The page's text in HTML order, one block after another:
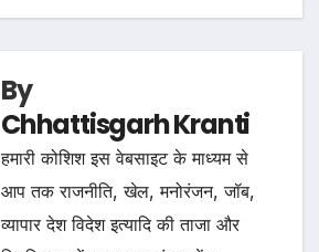
By
Chhattisgarh Kranti
हमारी कोशिश इस वेबसाइट के माध्यम से
आप तक राजनीति, खेल, मनोरंजन, जॉब,
व्यापार देश विदेश इत्यादि की ताजा और